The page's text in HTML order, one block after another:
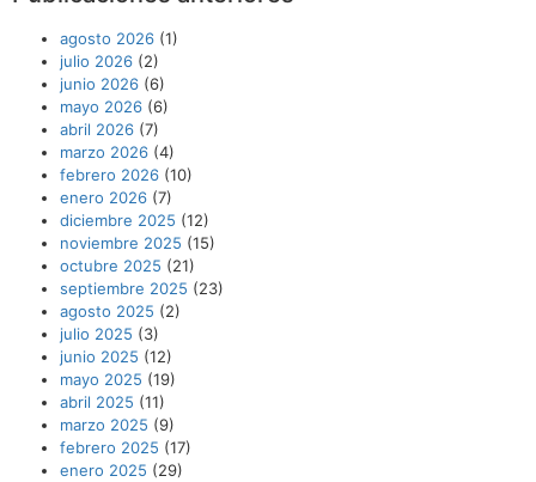
agosto 2026 (1)
julio 2026 (2)
junio 2026 (6)
mayo 2026 (6)
abril 2026 (7)
marzo 2026 (4)
febrero 2026 (10)
enero 2026 (7)
diciembre 2025 (12)
noviembre 2025 (15)
octubre 2025 (21)
septiembre 2025 (23)
agosto 2025 (2)
julio 2025 (3)
junio 2025 (12)
mayo 2025 (19)
abril 2025 (11)
marzo 2025 (9)
febrero 2025 (17)
enero 2025 (29)